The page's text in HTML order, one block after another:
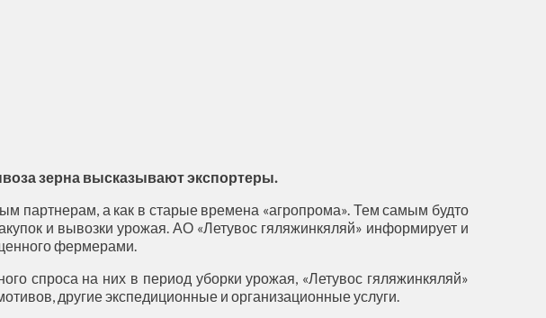
зерна высказывают экспортеры.
партнерам, а как в старые времена «агропрома». Тем самым будто
и вывозки урожая. АО «Летувос гяляжинкяляй» информирует и
фермерами.
спроса на них в период уборки урожая, «Летувос гяляжинкяляй»
другие экспедиционные и организационные услуги.